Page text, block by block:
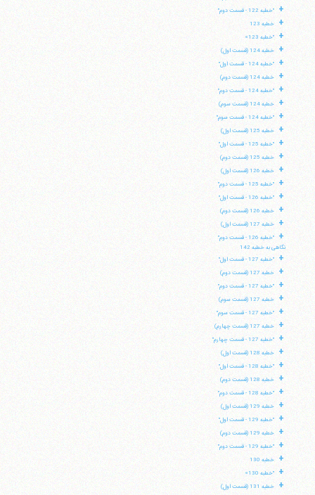
+ "خطبه 122 - قسمت دوم"
+ خطبه 123
+ "خطبه 123»
+ خطبه 124 (قسمت اول)
+ "خطبه 124 - قسمت اول"
+ خطبه 124 (قسمت دوم)
+ "خطبه 124 - قسمت دوم"
+ خطبه 124 (قسمت سوم)
+ "خطبه 124 - قسمت سوم"
+ خطبه 125 (قسمت اول)
+ "خطبه 125 - قسمت اول"
+ خطبه 125 (قسمت دوم)
+ خطبه 126 (قسمت اول)
+ "خطبه 125 - قسمت دوم"
+ "خطبه 126 - قسمت اول"
+ خطبه 126 (قسمت دوم)
+ خطبه 127 (قسمت اول)
+
"خطبه 126 - قسمت دوم"
نگاهی به خطبه 142
+ "خطبه 127 - قسمت اول"
+ خطبه 127 (قسمت دوم)
+ "خطبه 127 - قسمت دوم"
+ خطبه 127 (قسمت سوم)
+ "خطبه 127 - قسمت سوم"
+ خطبه 127 (قسمت چهارم)
+ "خطبه 127 - قسمت چهارم"
+ خطبه 128 (قسمت اول)
+ "خطبه 128 - قسمت اول"
+ خطبه 128 (قسمت دوم)
+ "خطبه 128 - قسمت دوم"
+ خطبه 129 (قسمت اول)
+ "خطبه 129 - قسمت اول"
+ خطبه 129 (قسمت دوم)
+ "خطبه 129 - قسمت دوم"
+ خطبه 130
+ "خطبه 130»
+ خطبه 131 (قسمت اول)